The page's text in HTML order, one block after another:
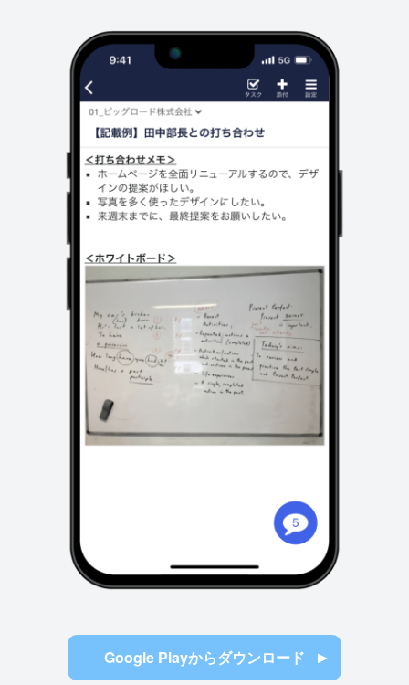
Google Playからダウンロード